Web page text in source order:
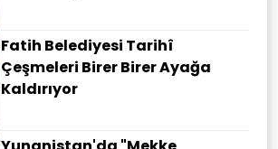
Fatih Belediyesi Tarihî
Çeşmeleri Birer Birer Ayağa
Kaldırıyor